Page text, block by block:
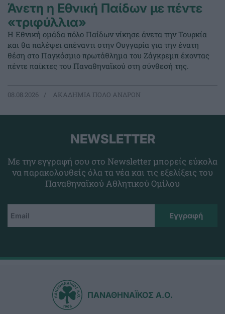
Άνετη η Εθνική Παίδων με πέντε
«τριφύλλια»
Η Εθνική ομάδα πόλο Παίδων νίκησε άνετα την Τουρκία
και θα παλέψει απέναντι στην Ουγγαρία για την ένατη
θέση στο Παγκόσμιο πρωτάθλημα του Ζάγκρεμπ έχοντας
πέντε παίκτες του Παναθηναϊκού στη σύνθεσή της.
08.08.2026 ΑΚΑΔΗΜΙΑ ΠΟΛΟ ΑΝΔΡΩΝ
NEWSLETTER
Με την εγγραφή σου στο Newsletter μπορείς εύκολα
να παρακολουθείς όλα τα νέα και τις εξελίξεις του
Παναθηναϊκού Αθλητικού Ομίλου
ΠΑΝΑΘΗΝΑΪΚΟΣ Α.Ο.